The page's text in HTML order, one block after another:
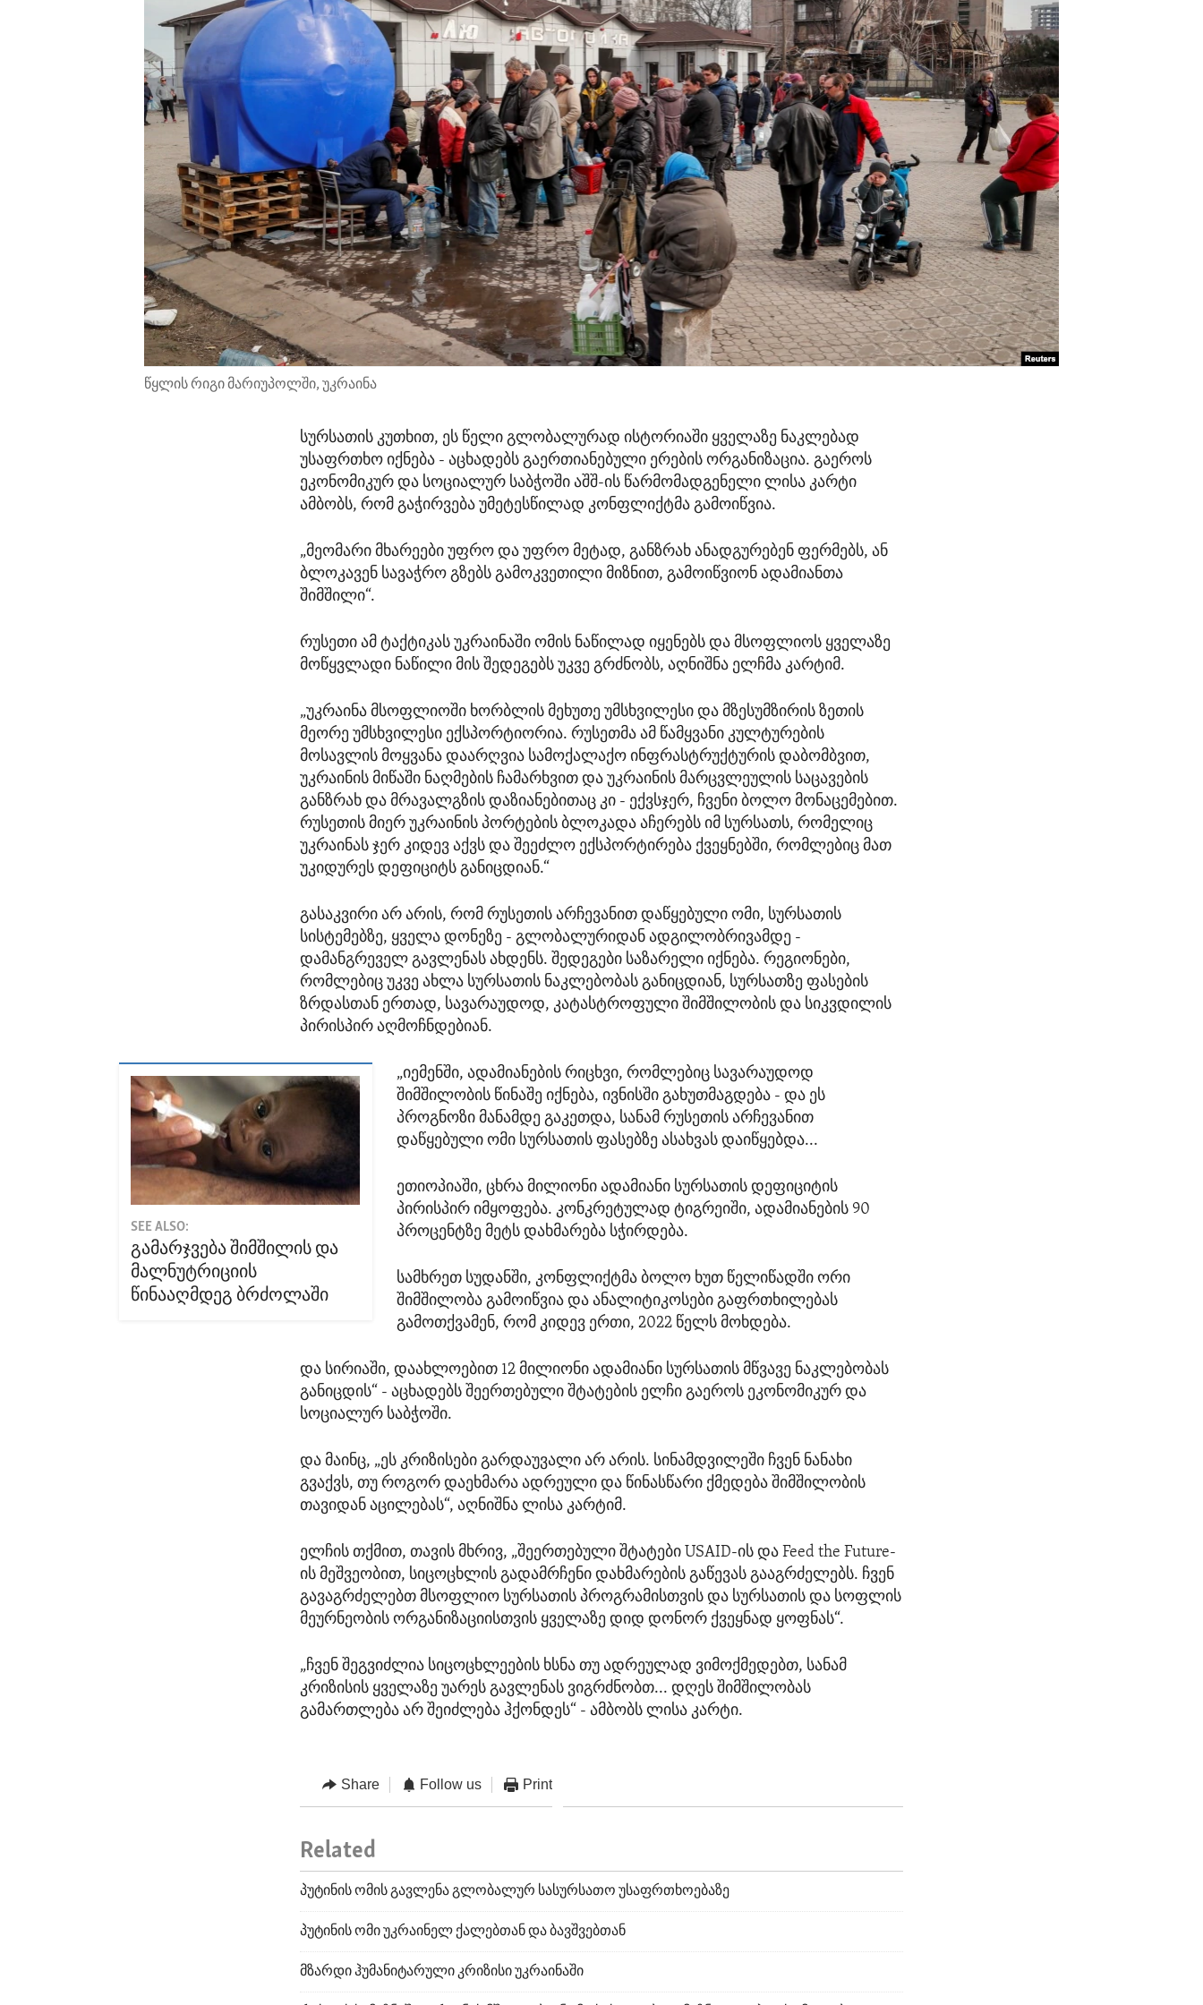
IDEALS AND INSTITUTIONS
წყლის რიგი მარიუპოლში, უკრაინა
სურსათის კუთხით, ეს წელი გლობალურად ისტორიაში ყველაზე ნაკლებად
უსაფრთხო იქნება - აცხადებს გაერთიანებული ერების ორგანიზაცია. გაეროს
ეკონომიკურ და სოციალურ საბჭოში აშშ-ის წარმომადგენელი ლისა კარტი
ამბობს, რომ გაჭირვება უმეტესწილად კონფლიქტმა გამოიწვია.
„მეომარი მხარეები უფრო და უფრო მეტად, განზრახ ანადგურებენ ფერმებს, ან
ბლოკავენ სავაჭრო გზებს გამოკვეთილი მიზნით, გამოიწვიონ ადამიანთა
შიმშილი“.
რუსეთი ამ ტაქტიკას უკრაინაში ომის ნაწილად იყენებს და მსოფლიოს ყველაზე
მოწყვლადი ნაწილი მის შედეგებს უკვე გრძნობს, აღნიშნა ელჩმა კარტიმ.
„უკრაინა მსოფლიოში ხორბლის მეხუთე უმსხვილესი და მზესუმზირის ზეთის
მეორე უმსხვილესი ექსპორტიორია. რუსეთმა ამ წამყვანი კულტურების
მოსავლის მოყვანა დაარღვია სამოქალაქო ინფრასტრუქტურის დაბომბვით,
უკრაინის მიწაში ნაღმების ჩამარხვით და უკრაინის მარცვლეულის საცავების
განზრახ და მრავალგზის დაზიანებითაც კი - ექვსჯერ, ჩვენი ბოლო მონაცემებით.
რუსეთის მიერ უკრაინის პორტების ბლოკადა აჩერებს იმ სურსათს, რომელიც
უკრაინას ჯერ კიდევ აქვს და შეეძლო ექსპორტირება ქვეყნებში, რომლებიც მათ
უკიდურეს დეფიციტს განიცდიან.“
გასაკვირი არ არის, რომ რუსეთის არჩევანით დაწყებული ომი, სურსათის
სისტემებზე, ყველა დონეზე - გლობალურიდან ადგილობრივამდე -
დამანგრეველ გავლენას ახდენს. შედეგები საზარელი იქნება. რეგიონები,
რომლებიც უკვე ახლა სურსათის ნაკლებობას განიცდიან, სურსათზე ფასების
ზრდასთან ერთად, სავარაუდოდ, კატასტროფული შიმშილობის და სიკვდილის
პირისპირ აღმოჩნდებიან.
SEE ALSO:
გამარჯვება შიმშილის და
მალნუტრიციის
წინააღმდეგ ბრძოლაში
„იემენში, ადამიანების რიცხვი, რომლებიც სავარაუდოდ
შიმშილობის წინაშე იქნება, ივნისში გახუთმაგდება - და ეს
პროგნოზი მანამდე გაკეთდა, სანამ რუსეთის არჩევანით
დაწყებული ომი სურსათის ფასებზე ასახვას დაიწყებდა...
ეთიოპიაში, ცხრა მილიონი ადამიანი სურსათის დეფიციტის
პირისპირ იმყოფება. კონკრეტულად ტიგრეიში, ადამიანების 90
პროცენტზე მეტს დახმარება სჭირდება.
სამხრეთ სუდანში, კონფლიქტმა ბოლო ხუთ წელიწადში ორი
შიმშილობა გამოიწვია და ანალიტიკოსები გაფრთხილებას
გამოთქვამენ, რომ კიდევ ერთი, 2022 წელს მოხდება.
და სირიაში, დაახლოებით 12 მილიონი ადამიანი სურსათის მწვავე ნაკლებობას
განიცდის“ - აცხადებს შეერთებული შტატების ელჩი გაეროს ეკონომიკურ და
სოციალურ საბჭოში.
და მაინც, „ეს კრიზისები გარდაუვალი არ არის. სინამდვილეში ჩვენ ნანახი
გვაქვს, თუ როგორ დაეხმარა ადრეული და წინასწარი ქმედება შიმშილობის
თავიდან აცილებას“, აღნიშნა ლისა კარტიმ.
ელჩის თქმით, თავის მხრივ, „შეერთებული შტატები USAID-ის და Feed the Future-
ის მეშვეობით, სიცოცხლის გადამრჩენი დახმარების გაწევას გააგრძელებს. ჩვენ
გავაგრძელებთ მსოფლიო სურსათის პროგრამისთვის და სურსათის და სოფლის
მეურნეობის ორგანიზაციისთვის ყველაზე დიდ დონორ ქვეყნად ყოფნას“.
„ჩვენ შეგვიძლია სიცოცხლეების ხსნა თუ ადრეულად ვიმოქმედებთ, სანამ
კრიზისის ყველაზე უარეს გავლენას ვიგრძნობთ... დღეს შიმშილობას
გამართლება არ შეიძლება ჰქონდეს“ - ამბობს ლისა კარტი.
Share Follow us Print
Related
პუტინის ომის გავლენა გლობალურ სასურსათო უსაფრთხოებაზე
პუტინის ომი უკრაინელ ქალებთან და ბავშვებთან
მზარდი ჰუმანიტარული კრიზისი უკრაინაში